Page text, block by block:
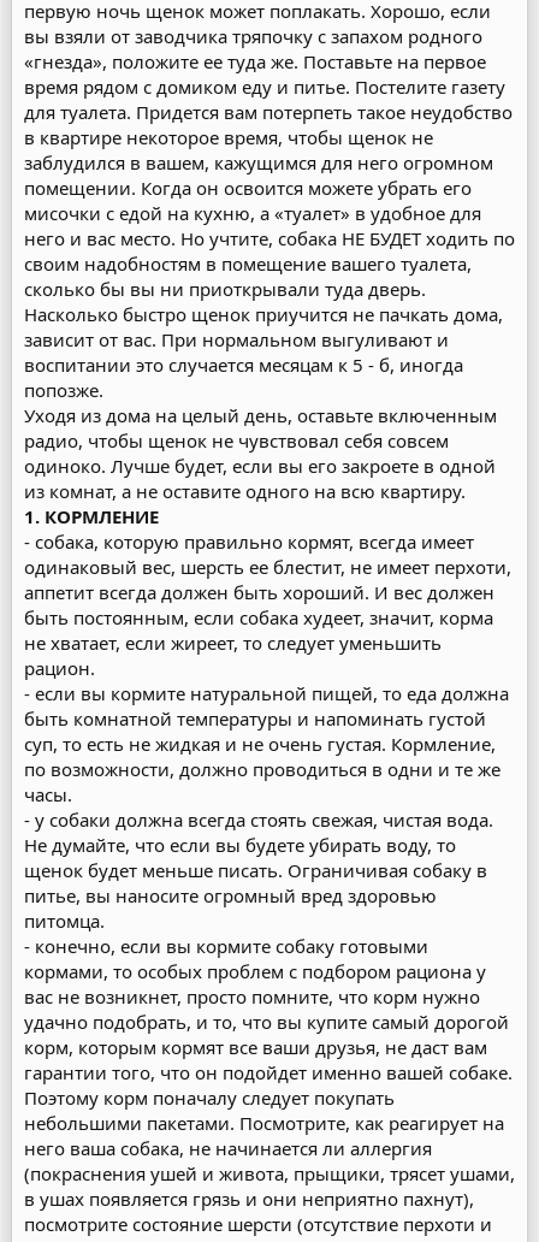
первую ночь щенок может поплакать. Хорошо, если
вы взяли от заводчика тряпочку с запахом родного
«гнезда», положите ее туда же. Поставьте на первое
время рядом с домиком еду и питье. Постелите газету
для туалета. Придется вам потерпеть такое неудобство
в квартире некоторое время, чтобы щенок не
заблудился в вашем, кажущимся для него огромном
помещении. Когда он освоится можете убрать его
мисочки с едой на кухню, а «туалет» в удобное для
него и вас место. Но учтите, собака НЕ БУДЕТ ходить по
своим надобностям в помещение вашего туалета,
сколько бы вы ни приоткрывали туда дверь.
Насколько быстро щенок приучится не пачкать дома,
зависит от вас. При нормальном выгуливают и
воспитании это случается месяцам к 5 - б, иногда
попозже.
Уходя из дома на целый день, оставьте включенным
радио, чтобы щенок не чувствовал себя совсем
одиноко. Лучше будет, если вы его закроете в одной
из комнат, а не оставите одного на всю квартиру.
1. КОРМЛЕНИЕ
- собака, которую правильно кормят, всегда имеет
одинаковый вес, шерсть ее блестит, не имеет перхоти,
аппетит всегда должен быть хороший. И вес должен
быть постоянным, если собака худеет, значит, корма
не хватает, если жиреет, то следует уменьшить
рацион.
- если вы кормите натуральной пищей, то еда должна
быть комнатной температуры и напоминать густой
суп, то есть не жидкая и не очень густая. Кормление,
по возможности, должно проводиться в одни и те же
часы.
- у собаки должна всегда стоять свежая, чистая вода.
Не думайте, что если вы будете убирать воду, то
щенок будет меньше писать. Ограничивая собаку в
питье, вы наносите огромный вред здоровью
питомца.
- конечно, если вы кормите собаку готовыми
кормами, то особых проблем с подбором рациона у
вас не возникнет, просто помните, что корм нужно
удачно подобрать, и то, что вы купите самый дорогой
корм, которым кормят все ваши друзья, не даст вам
гарантии того, что он подойдет именно вашей собаке.
Поэтому корм поначалу следует покупать
небольшими пакетами. Посмотрите, как реагирует на
него ваша собака, не начинается ли аллергия
(покраснения ушей и живота, прыщики, трясет ушами,
в ушах появляется грязь и они неприятно пахнут),
посмотрите состояние шерсти (отсутствие перхоти и